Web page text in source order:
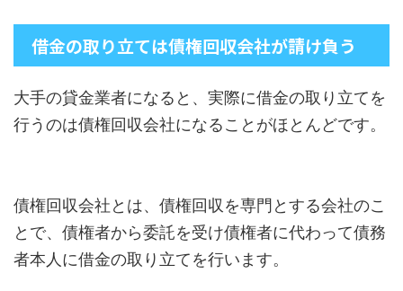
借金の取り立ては債権回収会社が請け負う
大手の貸金業者になると、実際に借金の取り立てを
行うのは債権回収会社になることがほとんどです。
債権回収会社とは、債権回収を専門とする会社のこ
とで、債権者から委託を受け債権者に代わって債務
者本人に借金の取り立てを行います。